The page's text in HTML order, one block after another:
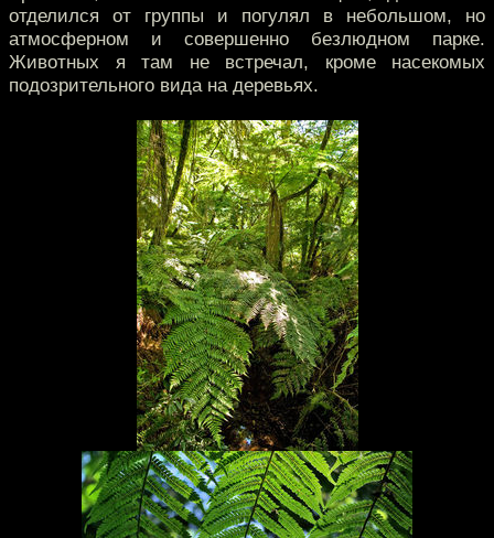
отделился от группы и погулял в небольшом, но
атмосферном и совершенно безлюдном парке.
Животных я там не встречал, кроме насекомых
подозрительного вида на деревьях.